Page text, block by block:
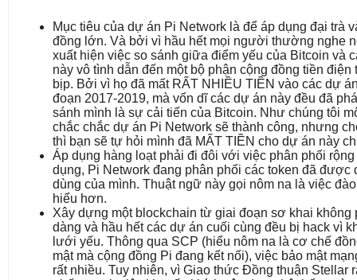
Mục tiêu của dự án Pi Network là để áp dụng đại trà
đồng lớn. Và bởi vì hầu hết mọi người thường nghe
xuất hiện việc so sánh giữa điểm yếu của Bitcoin và
này vô tình dẫn đến một bộ phận cộng đồng tiền
bịp. Bởi vì họ đã mất RẤT NHIỀU TIỀN vào các dự
đoạn 2017-2019, mà vốn dĩ các dự án này đều đã
sánh mình là sự cải tiến của Bitcoin. Như chúng tôi
chắc chắc dự án Pi Network sẽ thành công, nhưng
thì bạn sẽ tự hỏi mình đã MẤT TIỀN cho dự án này
Áp dụng hàng loạt phải đi đôi với việc phân phối
dụng, Pi Network đang phân phối các token đã được
dùng của mình. Thuật ngữ này gọi nôm na là việc
hiểu hơn.
Xây dựng một blockchain từ giai đoạn sơ khai không
dàng và hầu hết các dự án cuối cùng đều bị hack vì
lưới yếu. Thông qua SCP (hiểu nôm na là cơ chế
mật mà cộng đồng Pi đang kết nối), việc bảo mật
rất nhiều. Tuy nhiên, vì Giao thức Đồng thuận Stellar